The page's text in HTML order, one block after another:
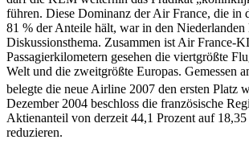
führen. Diese Dominanz der Air France, die in
81 % der Anteile hält, war in den Niederlanden
Diskussionsthema. Zusammen ist Air France-
Passagierkilometern gesehen die viertgrößte
Welt und die zweitgrößte Europas. Gemessen
belegte die neue Airline 2007 den ersten Platz
Dezember 2004 beschloss die französische
Aktienanteil von derzeit 44,1 Prozent auf 18,35
reduzieren.